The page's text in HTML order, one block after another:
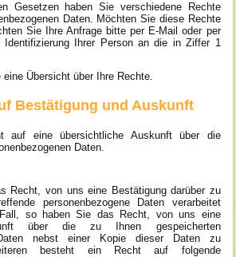
Gesetzen haben Sie verschiedene Rechte
Daten. Möchten Sie diese Rechte
Sie Ihre Anfrage bitte per E-Mail oder per
Identifizierung Ihrer Person an die in Ziffer 1
eine Übersicht über Ihre Rechte.
und Auskunft
auf eine übersichtliche Auskunft über die
Daten.
Recht, von uns eine Bestätigung darüber zu
personenbezogene Daten verarbeitet
so haben Sie das Recht, von uns eine
über die zu Ihnen gespeicherten
Daten nebst einer Kopie dieser Daten zu
besteht ein Recht auf folgende